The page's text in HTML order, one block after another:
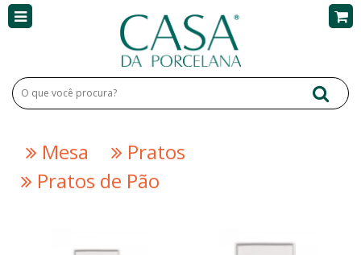
Mesa
Pratos
Pratos de Pão